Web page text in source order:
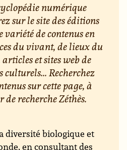
numérique
sur le site des éditions
de contenus en
du vivant, de lieux du
et sites web de
culturels... Recherchez
sur cette page, à
recherche Zéthès.
diversité biologique et
en consultant des